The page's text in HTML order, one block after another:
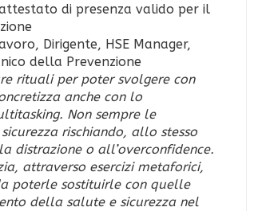
di presenza valido per il
Dirigente, HSE Manager,
della Prevenzione
rituali per poter svolgere con
anche con lo
Non sempre le
rischiando, allo stesso
o all’overconfidence.
attraverso esercizi metaforici,
poterle sostituirle con quelle
della salute e sicurezza nel